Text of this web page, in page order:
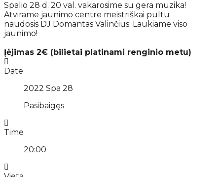
Spalio 28 d. 20 val. vakarosime su gera muzika!
Atvirame jaunimo centre meistriškai pultu
naudosis DJ Domantas Valinčius. Laukiame viso
jaunimo!
Įėjimas 2€ (bilietai platinami renginio metu)
Date
2022 Spa 28
Pasibaigęs
Time
20:00